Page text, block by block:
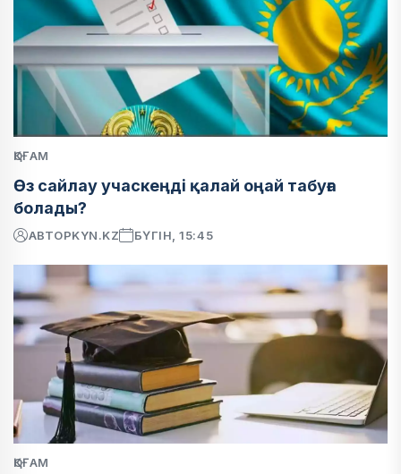
ҚОҒАМ
Өз сайлау учаскеңді қалай оңай табуға
болады?
АВТОРKYN.KZ БҮГІН, 15:45
ҚОҒАМ